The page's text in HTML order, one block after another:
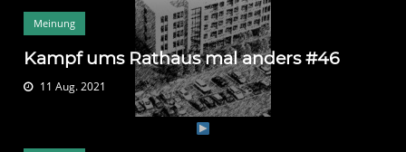
Meinung
Kampf ums Rathaus mal anders #46
11 Aug. 2021